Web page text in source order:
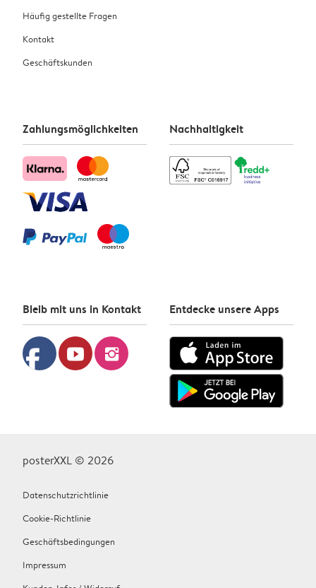
Häufig gestellte Fragen
Kontakt
Geschäftskunden
Zahlungsmöglichkeiten Nachhaltigkeit
Bleib mit uns in Kontakt
facebook youtube instagram
Entdecke unsere Apps
posterXXL © 2026
Datenschutzrichtlinie
Cookie-Richtlinie
Geschäftsbedingungen
Impressum